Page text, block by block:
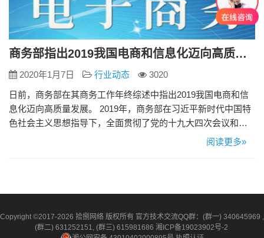
商务部指出2019我国电商和信息化迈向高质量发展
2020年1月7日 行业动态
3020
日前，商务部在其商务工作年终综述中指出2019我国电商和信
息化迈向高质量发展。 2019年，商务部在习近平新时代中国特
色社会主义思想指导下，全面贯彻了党的十九大四次会议和十
九届二中全会的精神。努力适应数字经济发展的新要求，扎实
新趋势发…
阅读更多»
Copyright ©2017-2026 拾捌网络 版权所有 官方技术交流QQ群：(群一) 340645969 ,
(群二) 631252151, (群三) 615981686 湘ICP备19023902号-2